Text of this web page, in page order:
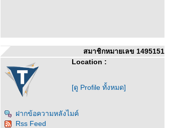
สมาชิกหมายเลข 1495151
Location :
[ดู Profile ทั้งหมด]
ฝากข้อความหลังไมค์
Rss Feed